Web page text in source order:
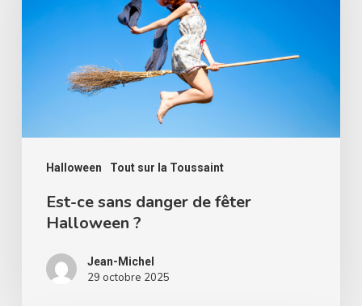
Halloween Tout sur la Toussaint
danger
Halloween
Est-ce sans danger de fêter
Halloween ?
Jean-Michel
29 octobre 2025